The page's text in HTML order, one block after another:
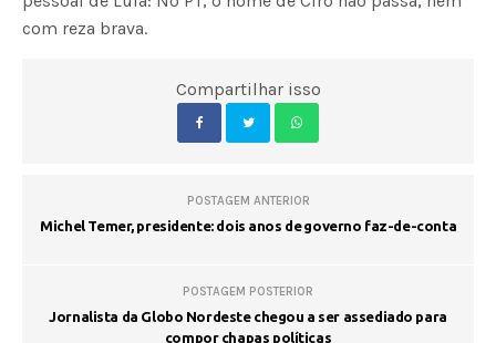
com reza brava.
Compartilhar isso
POSTAGEM ANTERIOR
Michel Temer, presidente: dois anos de governo faz-de-conta
POSTAGEM POSTERIOR
Jornalista da Globo Nordeste chegou a ser assediado para
compor chapas políticas